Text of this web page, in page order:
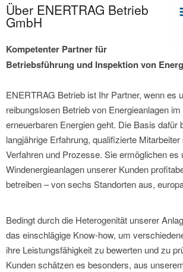
Über ENERTRAG Betrieb
GmbH
Kompetenter Partner für
Betriebsführung und Inspektion von
ENERTRAG Betrieb ist Ihr Partner, wenn es
reibungslosen Betrieb von Energieanlagen
erneuerbaren Energien geht. Die Basis dafür
langjährige Erfahrung, qualifizierte
Verfahren und Prozesse. Sie ermöglichen es
Windenergieanlagen unserer Kunden
betreiben – von sechs Standorten aus,
Bedingt durch die Heterogenität unserer
das einschlägige Know-how, um
ihre Leistungsfähigkeit zu bewerten und zu
Kunden schätzen es besonders, aus